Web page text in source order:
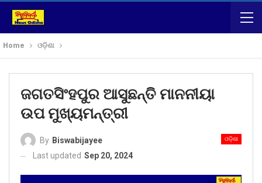
Home ଓଡ଼ିଶା
ଜଗତସିଂହପୁର ଆସୁଛନ୍ତି ମାନନୀୟା
ଉପ ମୁଖ୍ୟମନ୍ତ୍ରୀ
ଓଡ଼ିଶା
By Biswabijayee
Last updated Sep 20, 2024